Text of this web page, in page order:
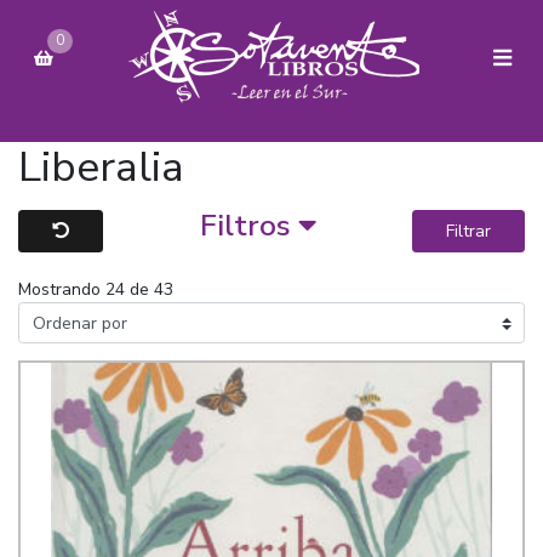
0
Liberalia
Filtros Filtrar
Mostrando 24 de 43